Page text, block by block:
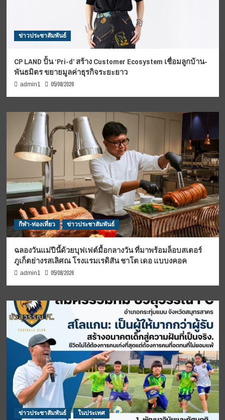
ข่าวประชาสัมพันธ์
CP LAND ปั้น ‘Pri-d’ สร้าง Customer Ecosystem เชื่อมลูกบ้าน-
พันธมิตร ขยายมูลค่าธุรกิจระยะยาว
admin1 05/08/2026
กีฬา-ท่องเที่ยว ข่าวประชาสัมพันธ์
ฉลองวันแม่ปีนี้ด้วยบุฟเฟต์มื้อกลางวัน ที่มาพร้อมล็อบสเตอร์
ภูเก็ตย่างรสเลิศณ โรงแรมเรดิสัน ชาโต เดอ แบบงคอค
admin1 05/08/2026
ข่าวประชาสัมพันธ์ ในประเทศ